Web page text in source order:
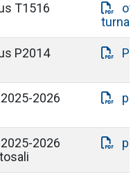
T1516
P2014
2026
2026